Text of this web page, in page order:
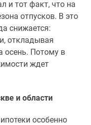
и тот факт, что на
отпусков. В это
снижается:
откладывая
осень. Потому в
ждет
и области
особенно